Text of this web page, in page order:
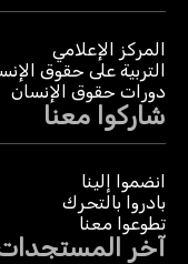
المركز الإعلامي
التربية على حقوق
دورات حقوق الإنسان
شاركوا معنا
انضموا إلينا
بادروا بالتحرك
تطوعوا معنا
آخر